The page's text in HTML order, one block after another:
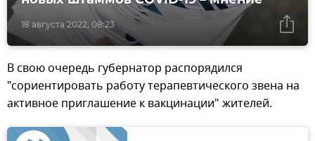
18 августа 2022, 08:23
В свою очередь губернатор распорядился
"сориентировать работу терапевтического звена на
активное приглашение к вакцинации" жителей.